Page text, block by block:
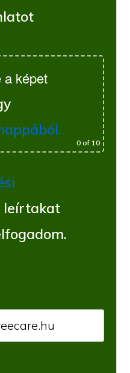
a képet
0of 10
leírtakat